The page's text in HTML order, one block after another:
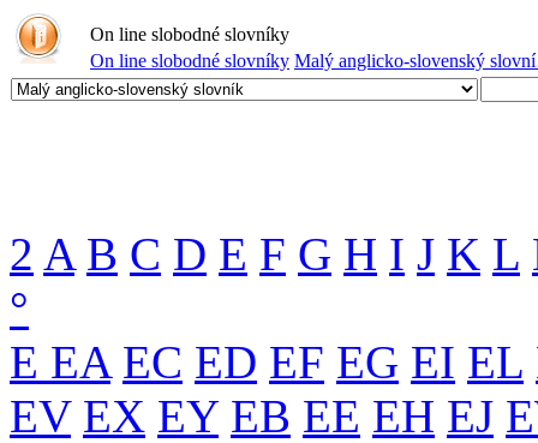
On line slobodné slovníky
On line slobodné slovníky Malý anglicko-slovenský
2 A B C D E F G H I J K L
°
E EA EC ED EF EG EI EL
EV EX EY EB EE EH EJ